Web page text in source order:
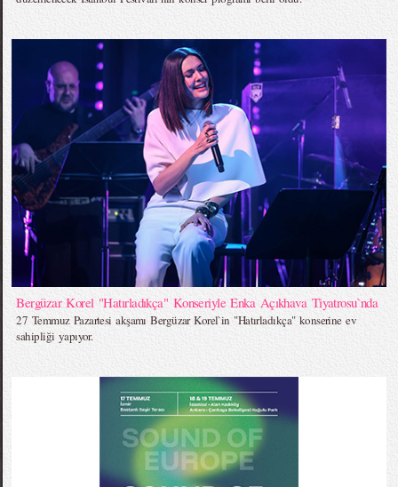
Bergüzar Korel "Hatırladıkça" Konseriyle Enka Açıkhava Tiyatrosu`nda
27 Temmuz Pazartesi akşamı Bergüzar Korel`in "Hatırladıkça" konserine ev
sahipliği yapıyor.